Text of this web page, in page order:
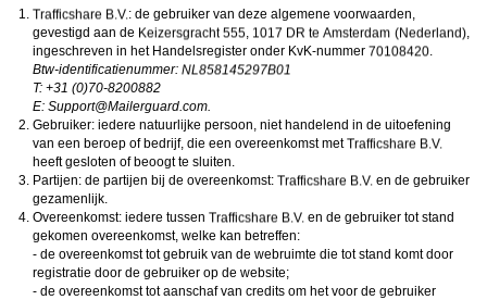
Voorkom dat jouw minderjarige kinderen met erotische of anderszins voor minderjarigen
ongeschikte online content in aanraking komen. Daarvoor enkele tips:
Installeer programma’s voor ouderlijk toezicht op jouw apparaat . Voorbeelden van
programma’s voor ouderlijk toezicht zijnNetnanny
. Deze programma’s werken zodanig dat toegang tot specifieke websites en
online inhoud worden geblokkeerd. Vaak blokkeren deze programma’s standaard al
een groot aantal websites waarvan algemeen verondersteld wordt dat deze
ongeschikt zijn voor minderjarigen. Door middel van updates kunnen daar steeds
nieuwe websites aan worden toegevoegd.
Neem contact op met jouw internetprovider
maken dat bepaalde informatie van internet wordt gefilterd. Je kunt jouw
internetprovider raadplegen om na te vragen of deze service ook voor jou mogelijk
is.
Controleer jouw webbrowser. Informeer je over de werking van jouw webbrowser
zodat je kunt zien welke websites door jouw minderjarige kinderen zijn bezocht.
Door in geval van ongewenste sitebezoeken jouw minderjarige kinderen daarop
aan te spreken, kun je jouw kinderen leren dat de websites niet voor hun geschikt
zijn. Bovendien kun je naar aanleiding daarvan beoordelen in hoeverre jouw kind
geïnteresseerd is in bepaalde websites, zodat je bovenstaande tips kunt hanteren.
: de gebruiker van deze algemene voorwaarden,
gevestigd aan de
,
,
ingeschreven in het Handelsregister onder KvK-nummer
.
Btw-identificatienummer:
T: +31 (0)70-8200882
E: moc.draugreliaM@troppuS.
Gebruiker: iedere natuurlijke persoon, niet handelend in de uitoefening
van een beroep of bedrijf, die een overeenkomst met
heeft gesloten of beoogt te sluiten.
Partijen: de partijen bij de overeenkomst:
en de gebruiker
gezamenlijk.
Overeenkomst: iedere tussen
en de gebruiker tot stand
gekomen overeenkomst, welke kan betreffen:
- de overeenkomst tot gebruik van de webruimte die tot stand komt door
registratie door de gebruiker op de website;
- de overeenkomst tot aanschaf van credits om het voor de gebruiker